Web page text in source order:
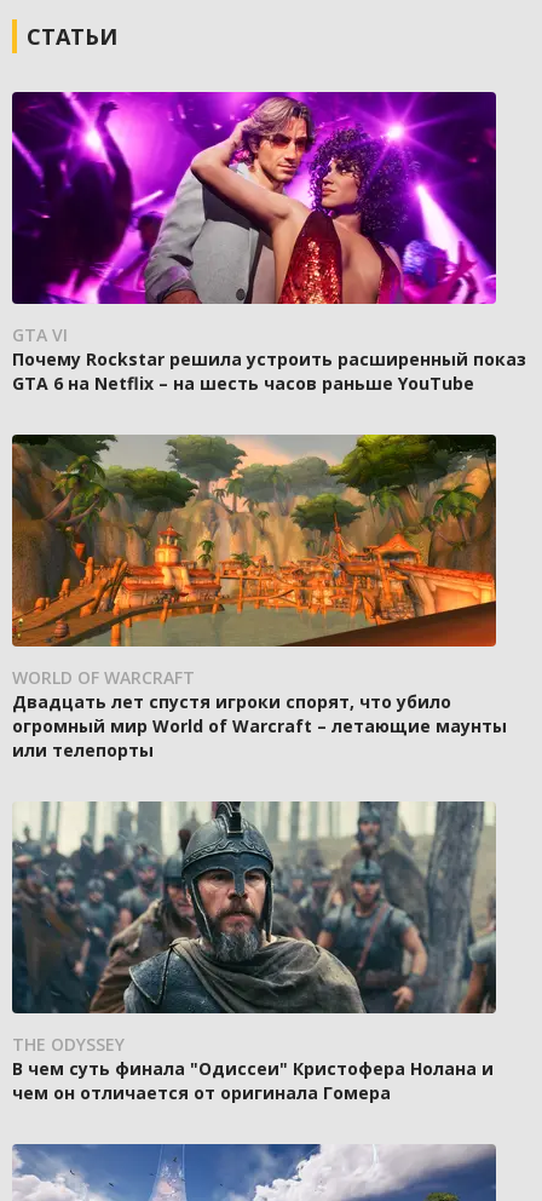
СТАТЬИ
GTA VI
Почему Rockstar решила устроить расширенный показ
GTA 6 на Netflix – на шесть часов раньше YouTube
WORLD OF WARCRAFT
Двадцать лет спустя игроки спорят, что убило
огромный мир World of Warcraft – летающие маунты
или телепорты
THE ODYSSEY
В чем суть финала "Одиссеи" Кристофера Нолана и
чем он отличается от оригинала Гомера